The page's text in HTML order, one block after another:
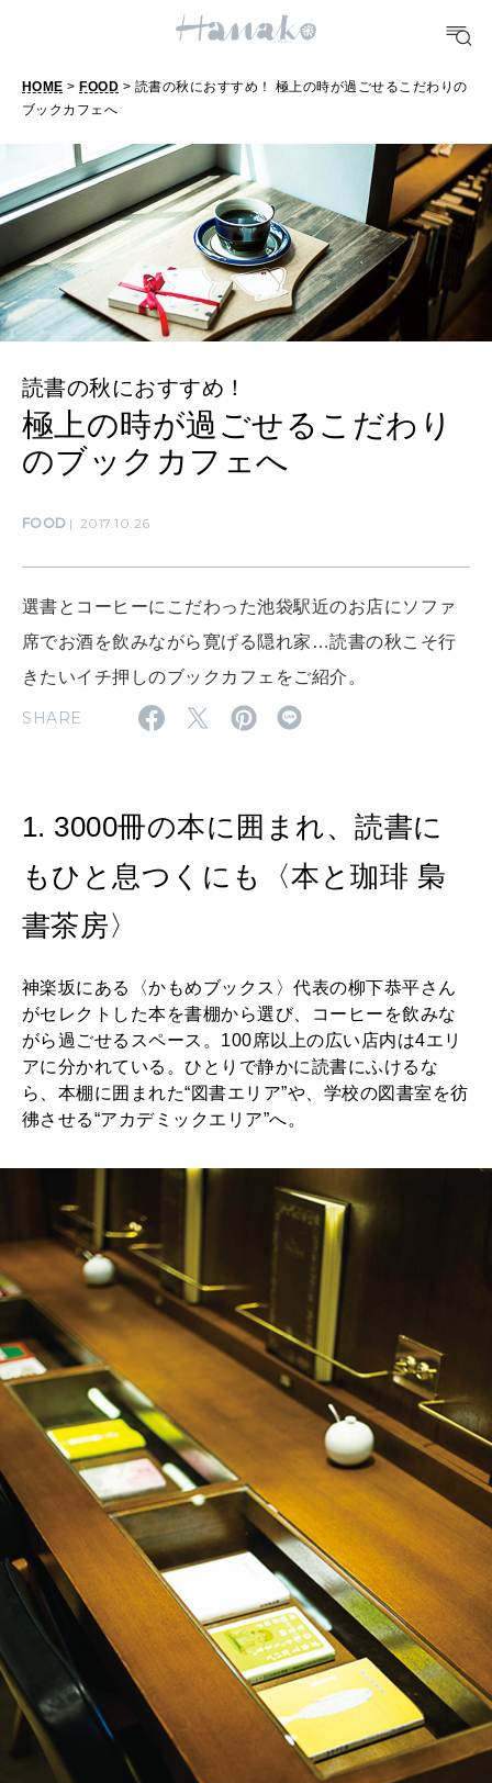
TRAVEL
どこ行く？
明日のわたし
[12星座別] Weekly Holoscope
[12星座別] Monthly Love Holoscope
女神まり愛のタロットメッセージ
HEALTH
自分にやさしく
LEARN
MAMA
ママもいろいろ
CULTURE
MAGAZINE
2026年8月号『お茶の時間です。』
2026年7月号「鎌倉 ローカルが 教えてくれた 本当の歩き方。」
2026年6月号「大銀座 トレンドが生まれる 新しい一流店へ。」
2026年5月号「“大好き”に出会いに。韓国」
2026年4月号「未来をつくる、学びの教科書。」
2026年3月号「スイーツ予想図 2026」
2026年2月号「良運を掴む 新・開運術。」
2026年1月号「猫がいれば、幸せ」
2025年12月号「お酒の新常識。」
MAGAZINE MOOK
FOLLOW US!
HOME > FOOD > 読書の秋におすすめ！ 極上の時が過ごせるこだわりの
ブックカフェへ
読書の秋におすすめ！
極上の時が過ごせるこだわり
のブックカフェへ
FOOD 2017.10.26
選書とコーヒーにこだわった池袋駅近のお店にソファ
席でお酒を飲みながら寛げる隠れ家…読書の秋こそ行
きたいイチ押しのブックカフェをご紹介。
SHARE
1. 3000冊の本に囲まれ、読書に
もひと息つくにも〈本と珈琲 梟
書茶房〉
神楽坂にある〈かもめブックス〉代表の柳下恭平さん
がセレクトした本を書棚から選び、コーヒーを飲みな
がら過ごせるスペース。100席以上の広い店内は4エリ
アに分かれている。ひとりで静かに読書にふけるな
ら、本棚に囲まれた“図書エリア”や、学校の図書室を彷
彿させる“アカデミックエリア”へ。